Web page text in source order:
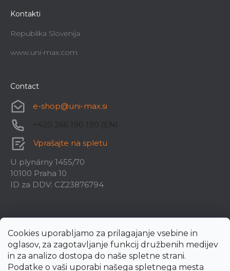
Cookies uporabljamo za prilagajanje vsebine in
oglasov, za zagotavljanje funkcij družbenih medijev
in za analizo dostopa do naše spletne strani.
Podatke o vaši uporabi našega spletnega mesta
Kontakti
Republika Slovenija
www.uni-max.com
Contact
e-shop@uni-max.si
+420 266 190 190 (EN)
Vprašajte na spletu
U plynárny 1455/70
10100 Praha 10
ID za DDV: CZ23876794